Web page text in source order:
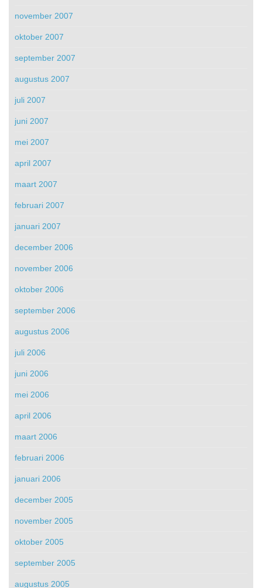
november 2007
oktober 2007
september 2007
augustus 2007
juli 2007
juni 2007
mei 2007
april 2007
maart 2007
februari 2007
januari 2007
december 2006
november 2006
oktober 2006
september 2006
augustus 2006
juli 2006
juni 2006
mei 2006
april 2006
maart 2006
februari 2006
januari 2006
december 2005
november 2005
oktober 2005
september 2005
augustus 2005